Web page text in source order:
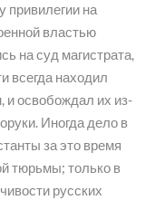
привилегии на
властью
на суд магистрата,
всегда находил
и освобождал их из-
Иногда дело в
за это время
тюрьмы; только в
русских